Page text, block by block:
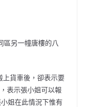
區另一幢唐樓的八
上貨車後，卻表示要
表示張小姐可以報
姐在此情況下惟有